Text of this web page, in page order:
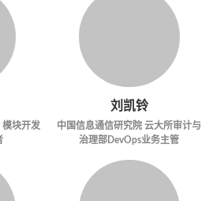
模块开发
刘凯铃
中国信息通信研究院 云大所审计与
治理部DevOps业务主管